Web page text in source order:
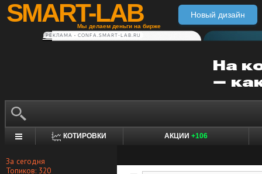
SMART-LAB
Мы делаем деньги на бирже
Новый дизайн
РЕКЛАМА • CONFA.SMART-LAB.RU
КОТИРОВКИ АКЦИИ +106
За сегодня
Топиков: 320